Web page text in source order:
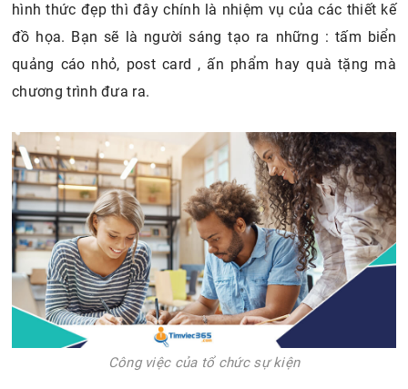
hình thức đẹp thì đây chính là nhiệm vụ của các thiết kế
đồ họa. Bạn sẽ là người sáng tạo ra những : tấm biển
quảng cáo nhỏ, post card , ấn phẩm hay quà tặng mà
chương trình đưa ra.
Công việc của tổ chức sự kiện